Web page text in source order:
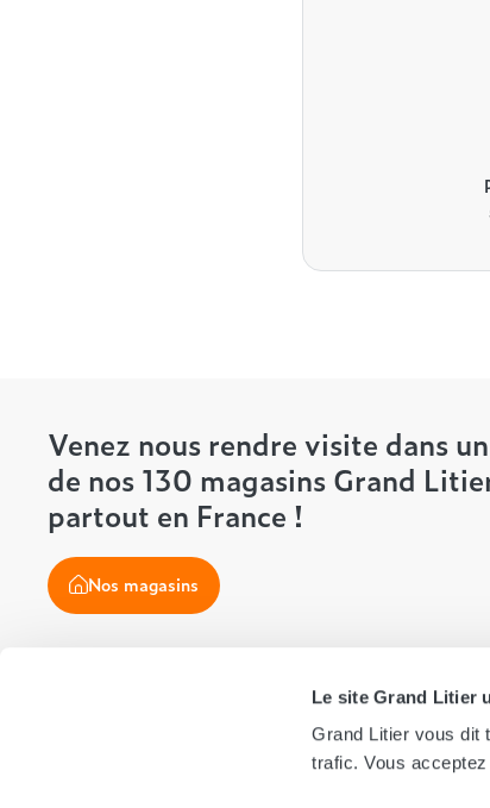
Le site Grand Litier
Grand Litier vous dit
trafic. Vous
Venez nous rendre visite dans un
de nos 130 magasins Grand
partout en France !
Nos magasins